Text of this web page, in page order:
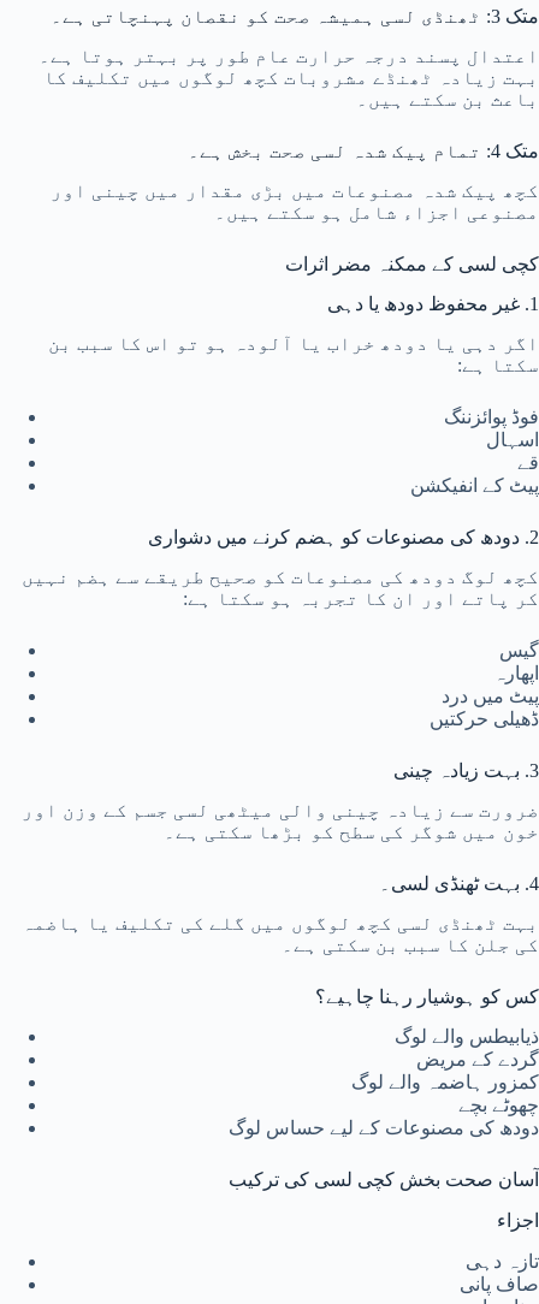
متک 3: ٹھنڈی لسی ہمیشہ صحت کو نقصان پہنچاتی ہے۔
اعتدال پسند درجہ حرارت عام طور پر بہتر ہوتا ہے۔
بہت زیادہ ٹھنڈے مشروبات کچھ لوگوں میں تکلیف کا
باعث بن سکتے ہیں۔
متک 4: تمام پیک شدہ لسی صحت بخش ہے۔
کچھ پیک شدہ مصنوعات میں بڑی مقدار میں چینی اور
مصنوعی اجزاء شامل ہو سکتے ہیں۔
کچی لسی کے ممکنہ مضر اثرات
1. غیر محفوظ دودھ یا دہی
اگر دہی یا دودھ خراب یا آلودہ ہو تو اس کا سبب بن
سکتا ہے:
فوڈ پوائزننگ
اسہال
قے
پیٹ کے انفیکشن
2. دودھ کی مصنوعات کو ہضم کرنے میں دشواری
کچھ لوگ دودھ کی مصنوعات کو صحیح طریقے سے ہضم نہیں
کر پاتے اور ان کا تجربہ ہو سکتا ہے:
گیس
اپھارہ
پیٹ میں درد
ڈھیلی حرکتیں
3. بہت زیادہ چینی
ضرورت سے زیادہ چینی والی میٹھی لسی جسم کے وزن اور
خون میں شوگر کی سطح کو بڑھا سکتی ہے۔
4. بہت ٹھنڈی لسی۔
بہت ٹھنڈی لسی کچھ لوگوں میں گلے کی تکلیف یا ہاضمہ
کی جلن کا سبب بن سکتی ہے۔
کس کو ہوشیار رہنا چاہیے؟
ذیابیطس والے لوگ
گردے کے مریض
کمزور ہاضمہ والے لوگ
چھوٹے بچے
دودھ کی مصنوعات کے لیے حساس لوگ
آسان صحت بخش کچی لسی کی ترکیب
اجزاء
تازہ دہی
صاف پانی